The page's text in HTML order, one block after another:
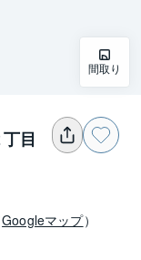
間取り
目
Googleマップ）